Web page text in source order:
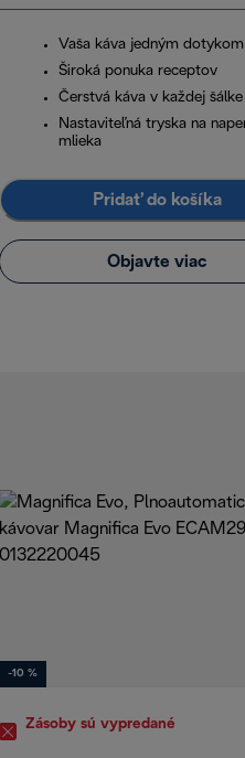
Vaša káva jedným dotykom
Široká ponuka receptov
Čerstvá káva v každej šálke
Nastaviteľná tryska na
mlieka
Pridať do košíka
Objavte viac
-10 %
Zásoby sú vypredané